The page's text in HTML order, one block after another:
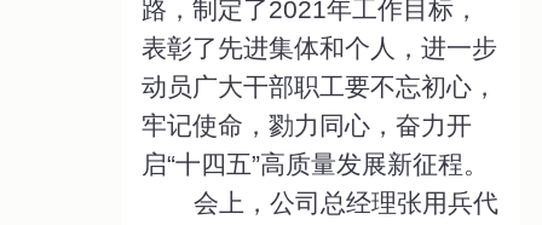
路，制定了2021年工作目标，
表彰了先进集体和个人，进一步
动员广大干部职工要不忘初心，
牢记使命，勠力同心，奋力开
启“十四五”高质量发展新征程。
会上，公司总经理张用兵代